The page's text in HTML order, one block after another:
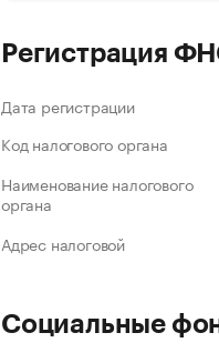
Регистрация
Дата регистрации
Код налогового органа
Наименование налогового
органа
Адрес налоговой
Социальные